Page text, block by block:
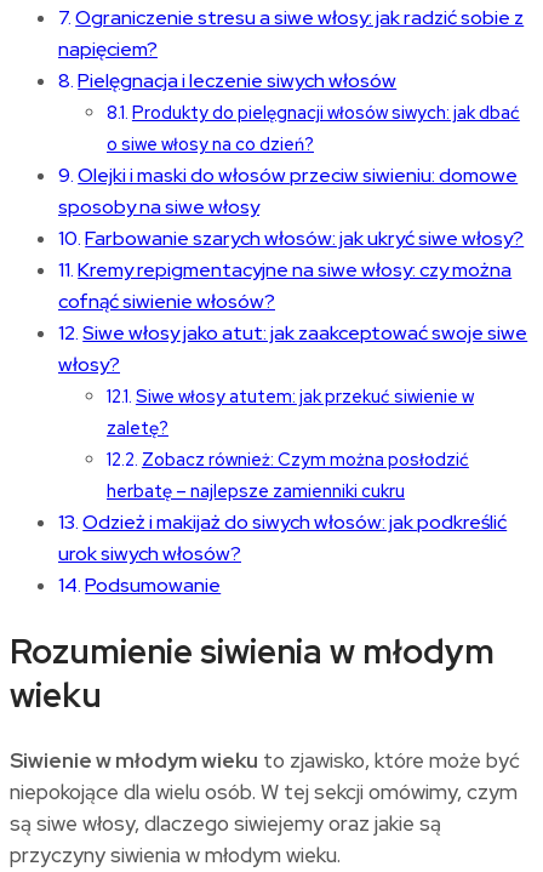
Ograniczenie stresu a siwe włosy: jak radzić sobie z
napięciem?
Pielęgnacja i leczenie siwych włosów
Produkty do pielęgnacji włosów siwych: jak dbać
o siwe włosy na co dzień?
Olejki i maski do włosów przeciw siwieniu: domowe
sposoby na siwe włosy
Farbowanie szarych włosów: jak ukryć siwe włosy?
Kremy repigmentacyjne na siwe włosy: czy można
cofnąć siwienie włosów?
Siwe włosy jako atut: jak zaakceptować swoje siwe
włosy?
Siwe włosy atutem: jak przekuć siwienie w
zaletę?
Zobacz również: Czym można posłodzić
herbatę – najlepsze zamienniki cukru
Odzież i makijaż do siwych włosów: jak podkreślić
urok siwych włosów?
Podsumowanie
Rozumienie siwienia w młodym
wieku
Siwienie w młodym wieku to zjawisko, które może być
niepokojące dla wielu osób. W tej sekcji omówimy, czym
są siwe włosy, dlaczego siwiejemy oraz jakie są
przyczyny siwienia w młodym wieku.